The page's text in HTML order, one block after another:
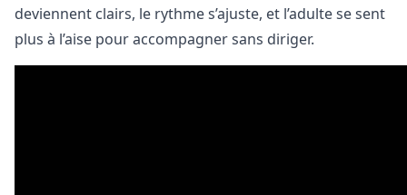
deviennent clairs, le rythme s’ajuste, et l’adulte se sent
plus à l’aise pour accompagner sans diriger.